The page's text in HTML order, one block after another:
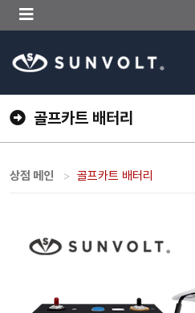
메
뉴
튼
골프카트 배터리
상점 메인 골프카트 배터리